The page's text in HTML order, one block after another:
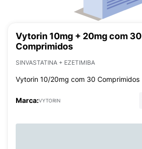
Vytorin 10mg + 20mg com 30
Comprimidos
SINVASTATINA + EZETIMIBA
Vytorin 10/20mg com 30 Comprimidos
Marca:VYTORIN